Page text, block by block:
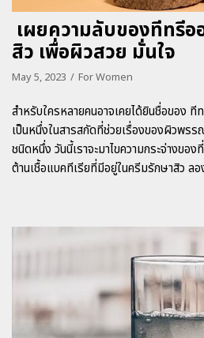
เผยความลับของทีทรีอ
สิว เพื่อผิวสวย มั่นใจ
May 5, 2023 For Women
สำหรับใครหลายคนอาจเคยได้ยินชื่อของ
เป็นหนึ่งในสารสกัดที่ช่วยเรื่องของผิวพรร
ชนิดหนึ่ง วันนี้เราจะมาไขความกระจ่างข
ต้านเชื้อแบคทีเรียที่มีอยู่ในครีมรักษาสิว ล